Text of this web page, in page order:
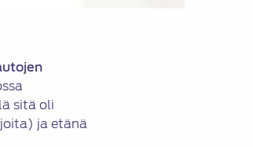
sitä oli
ja etänä